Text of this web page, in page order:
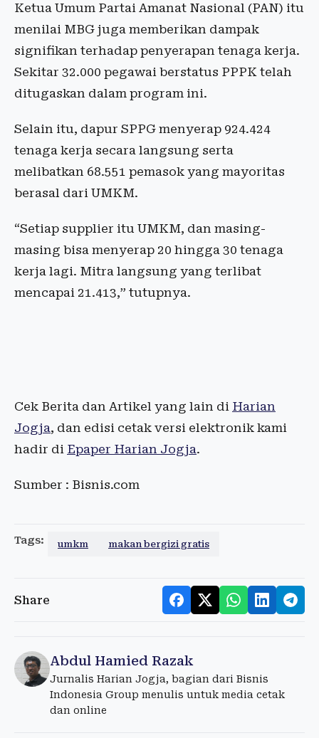
Ketua Umum Partai Amanat Nasional (PAN) itu
menilai MBG juga memberikan dampak
signifikan terhadap penyerapan tenaga kerja.
Sekitar 32.000 pegawai berstatus PPPK telah
ditugaskan dalam program ini.
Selain itu, dapur SPPG menyerap 924.424
tenaga kerja secara langsung serta
melibatkan 68.551 pemasok yang mayoritas
berasal dari UMKM.
“Setiap supplier itu UMKM, dan masing-
masing bisa menyerap 20 hingga 30 tenaga
kerja lagi. Mitra langsung yang terlibat
mencapai 21.413,” tutupnya.
Cek Berita dan Artikel yang lain di Harian
Jogja, dan edisi cetak versi elektronik kami
hadir di Epaper Harian Jogja.
Sumber : Bisnis.com
Tags: umkm makan bergizi gratis
Share
Abdul Hamied Razak
Jurnalis Harian Jogja, bagian dari Bisnis
Indonesia Group menulis untuk media cetak
dan online